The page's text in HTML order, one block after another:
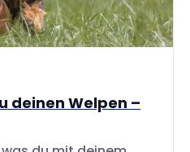
deinen Welpen –